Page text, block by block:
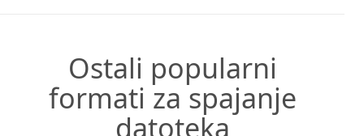
Ostali popularni
formati za spajanje
datoteka